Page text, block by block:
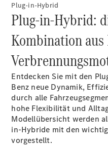
News
Events
Plug-in-Hybrid
Plug-in-Hybrid:
Kombination
Entdecken Sie mit den
Benz neue Dynamik,
durch alle
hohe Flexibilität und
Modellübersicht werden
in-Hybride mit den
vorgestellt.